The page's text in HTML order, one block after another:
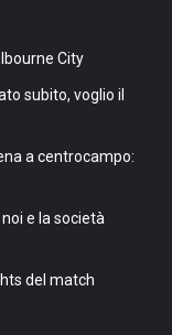
City
subito, voglio il
a centrocampo:
e la società
del match